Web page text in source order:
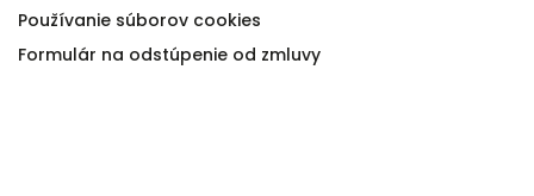
Používanie súborov cookies
Formulár na odstúpenie od zmluvy